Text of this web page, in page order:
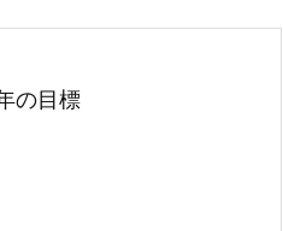
の目標